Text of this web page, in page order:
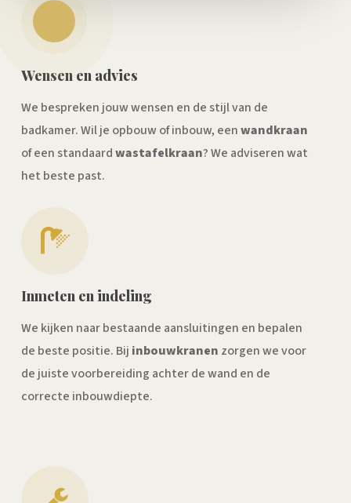
Wensen en advies
We bespreken jouw wensen en de stijl van de
badkamer. Wil je opbouw of inbouw, eenwandkraan
of een standaardwastafelkraan? We adviseren wat
het beste past.
Inmeten en indeling
We kijken naar bestaande aansluitingen en bepalen
de beste positie. Bij inbouwkranen zorgen we voor
de juiste voorbereiding achter de wand en de
correcte inbouwdiepte.